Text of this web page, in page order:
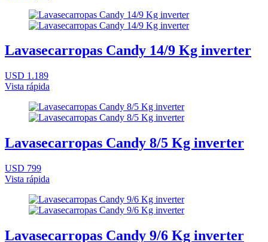
Lavasecarropas Candy 14/9 Kg inverter
USD 1.189
Vista rápida
Lavasecarropas Candy 8/5 Kg inverter
USD 799
Vista rápida
Lavasecarropas Candy 9/6 Kg inverter